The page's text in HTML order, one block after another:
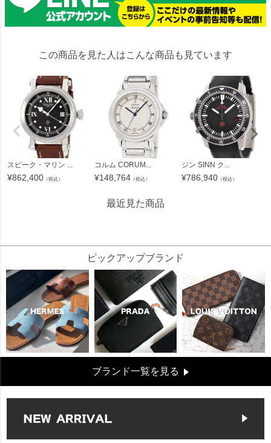
この商品を見た人はこんな商品も見ています
スピーク・マリン ...
¥862,400 （税込）
コルム CORUM...
¥148,764 （税込）
ジン SINN ク...
¥786,940 （税込）
最近見た商品
ピックアップブランド
ブランド一覧を見る